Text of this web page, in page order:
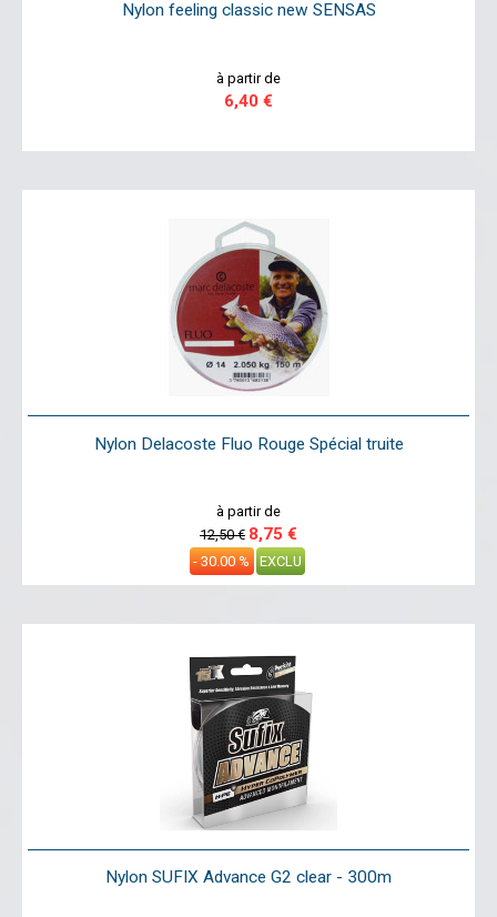
Nylon feeling classic new SENSAS
à partir de
6,40 €
Nylon Delacoste Fluo Rouge Spécial truite
à partir de
12,50 € 8,75 €
- 30.00 % EXCLU
Nylon SUFIX Advance G2 clear - 300m